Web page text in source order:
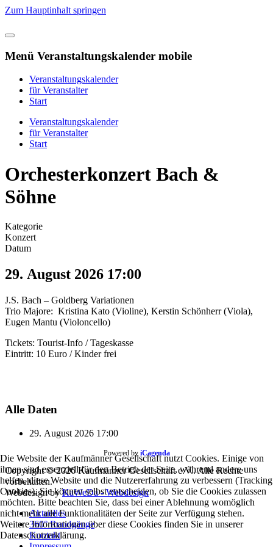
Zum Hauptinhalt springen
Menü Veranstaltungskalender mobile
Veranstaltungskalender
für Veranstalter
Start
Veranstaltungskalender
für Veranstalter
Start
Orchesterkonzert Bach &
Söhne
Kategorie
Konzert
Datum
29. August 2026 17:00
J.S. Bach – Goldberg Variationen
Trio Majore: Kristina Kato (Violine), Kerstin Schönherr (Viola),
Eugen Mantu (Violoncello)
Tickets: Tourist-Info / Tageskasse
Eintritt: 10 Euro / Kinder frei
Alle Daten
29. August 2026 17:00
Powered by iCagenda
Copyright © 2026 Kaufmänner Gesellschaft e.V.. Alle Rechte
vorbehalten.
Webdesign byKaWeDa - Webdesign
Aktuelles
360° Rundgänge
Kontakt
Die Website der Kaufmänner Gesellschaft nutzt Cookies. Einige von
ihnen sind essenziell für den Betrieb der Seite, während andere uns
helfen, diese Website und die Nutzererfahrung zu verbessern (Tracking
Cookies). Sie können selbst entscheiden, ob Sie die Cookies zulassen
möchten. Bitte beachten Sie, dass bei einer Ablehnung womöglich
nicht mehr alle Funktionalitäten der Seite zur Verfügung stehen.
Weitere Informationen über diese Cookies finden Sie in unserer
Datenschutzerklärung.